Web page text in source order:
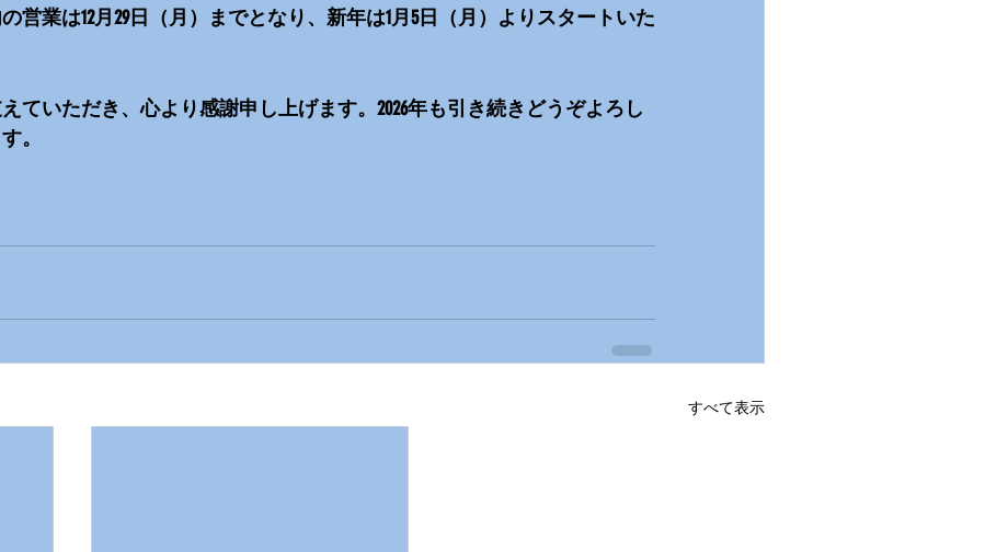
営業は12月29日（月）までとなり、新年は1月5日（月）よりスタートいた
ていただき、心より感謝申し上げます。2026年も引き続きどうぞよろし
。
すべて表示